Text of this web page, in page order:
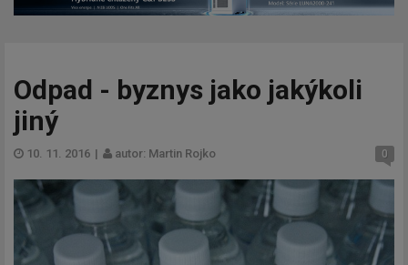
Odpad - byznys jako jakýkoli
jiný
10. 11. 2016 | autor: Martin Rojko 0